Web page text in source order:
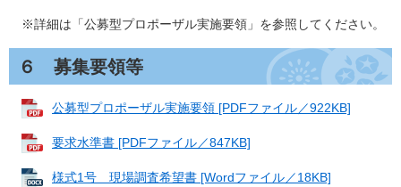
※詳細は「公募型プロポーザル実施要領」を参照してください。
６ 募集要領等
公募型プロポーザル実施要領 [PDFファイル／922KB]
要求水準書 [PDFファイル／847KB]
様式1号 現場調査希望書 [Wordファイル／18KB]